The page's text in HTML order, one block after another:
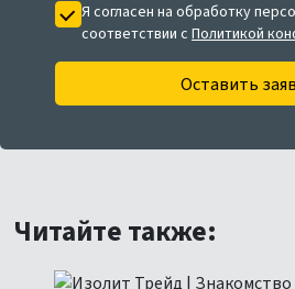
Я согласен на обработку
соответствии с Политикой
Оставить
Читайте также: